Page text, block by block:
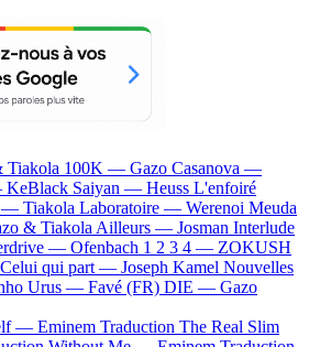
Tiakola 100K — Gazo Casanova —
KeBlack Saiyan — Heuss L'enfoiré
— Tiakola Laboratoire — Werenoi Meuda
& Tiakola Ailleurs — Josman Interlude
— Ofenbach 1 2 3 4 — ZOKUSH
Celui qui part — Joseph Kamel Nouvelles
Urus — Favé (FR) DIE — Gazo
— Eminem Traduction The Real Slim